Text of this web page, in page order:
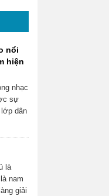
nổi
hiện
nhạc
sự
dân
là
nam
giải